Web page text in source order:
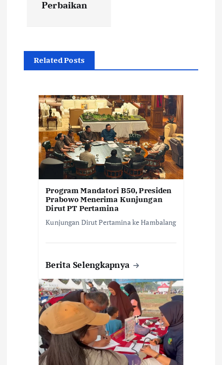
Perbaikan
Related Posts
Program Mandatori B50, Presiden
Prabowo Menerima Kunjungan
Dirut PT Pertamina
Kunjungan Dirut Pertamina ke Hambalang
Berita Selengkapnya